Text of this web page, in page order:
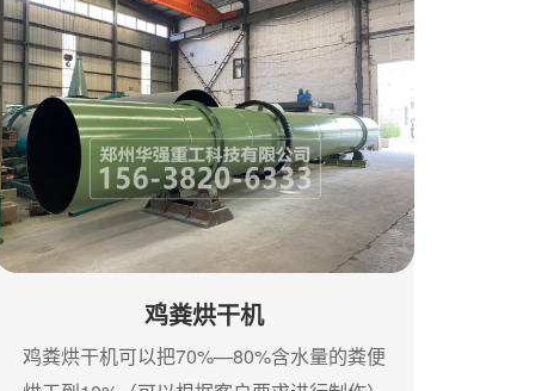
鸡粪烘干机
鸡粪烘干机可以把70%—80%含水量的粪便